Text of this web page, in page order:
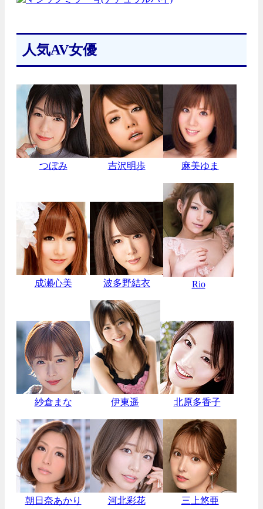
人気AV女優
つぼみ 吉沢明歩 麻美ゆま
成瀬心美 波多野結衣 Rio
紗倉まな 伊東遥 北原多香子
朝日奈あかり 河北彩花 三上悠亜